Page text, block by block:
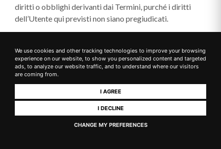
We use cookies and other tracking technologies to improve your browsing
experience on our website, to show you personalized content and targeted
ads, to analyze our website traffic, and to understand where our visitors
are coming from.
I AGREE
I DECLINE
CHANGE MY PREFERENCES
diritti o obblighi derivanti dai Termini, purché i diritti
dell’Utente qui previsti non siano pregiudicati.
propri diritti o obblighi ai sensi dei Termini senza
l’autorizzazione scritta del Titolare.
Comunicazioni
Tutte le comunicazioni relative al presente sito web
devono essere inviate utilizzando le informazioni di
contatto indicate nel Contratto.